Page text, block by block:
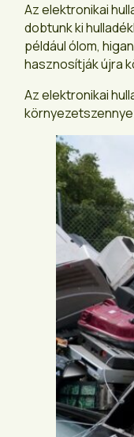
Az elektronikai
dobtunk ki
például ólom,
hasznosítják újra
Az elektronikai